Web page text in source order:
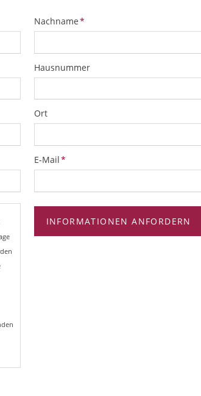
Pflichtfeld
Nachname*
Hausnummer
Ort
Pflichtfeld
E-Mail*
INFORMATIONEN ANFORDERN